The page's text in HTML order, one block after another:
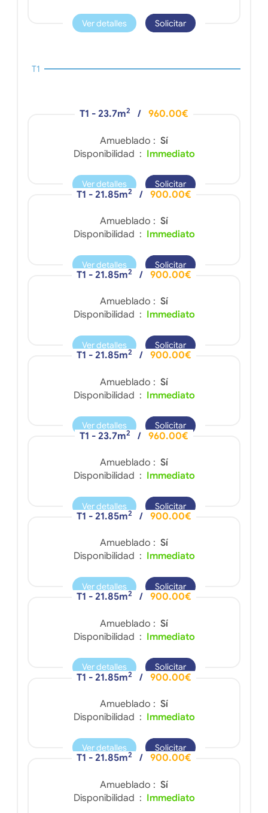
Ver detalles Solicitar
T1
T1 - 23.7m2 / 960.00€
Amueblado : Sí
Disponibilidad : Immediato
Ver detalles Solicitar
T1 - 21.85m2 / 900.00€
Amueblado : Sí
Disponibilidad : Immediato
Ver detalles Solicitar
T1 - 21.85m2 / 900.00€
Amueblado : Sí
Disponibilidad : Immediato
Ver detalles Solicitar
T1 - 21.85m2 / 900.00€
Amueblado : Sí
Disponibilidad : Immediato
Ver detalles Solicitar
T1 - 23.7m2 / 960.00€
Amueblado : Sí
Disponibilidad : Immediato
Ver detalles Solicitar
T1 - 21.85m2 / 900.00€
Amueblado : Sí
Disponibilidad : Immediato
Ver detalles Solicitar
T1 - 21.85m2 / 900.00€
Amueblado : Sí
Disponibilidad : Immediato
Ver detalles Solicitar
T1 - 21.85m2 / 900.00€
Amueblado : Sí
Disponibilidad : Immediato
Ver detalles Solicitar
T1 - 21.85m2 / 900.00€
Amueblado : Sí
Disponibilidad : Immediato